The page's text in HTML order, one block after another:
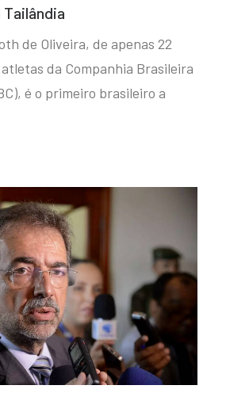
de Oliveira, de apenas 22
da Companhia Brasileira
é o primeiro brasileiro a